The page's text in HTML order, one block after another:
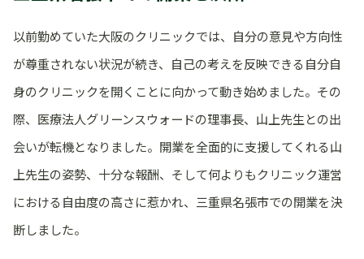
以前勤めていた大阪のクリニックでは、自分の意見や方向性
が尊重されない状況が続き、自己の考えを反映できる自分自
身のクリニックを開くことに向かって動き始めました。その
際、医療法人グリーンスウォードの理事長、山上先生との出
会いが転機となりました。開業を全面的に支援してくれる山
上先生の姿勢、十分な報酬、そして何よりもクリニック運営
における自由度の高さに惹かれ、三重県名張市での開業を決
断しました。